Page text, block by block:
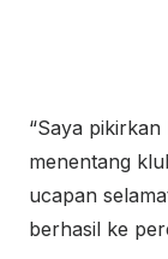
“Saya
menentang
ucapan
berhasil ke